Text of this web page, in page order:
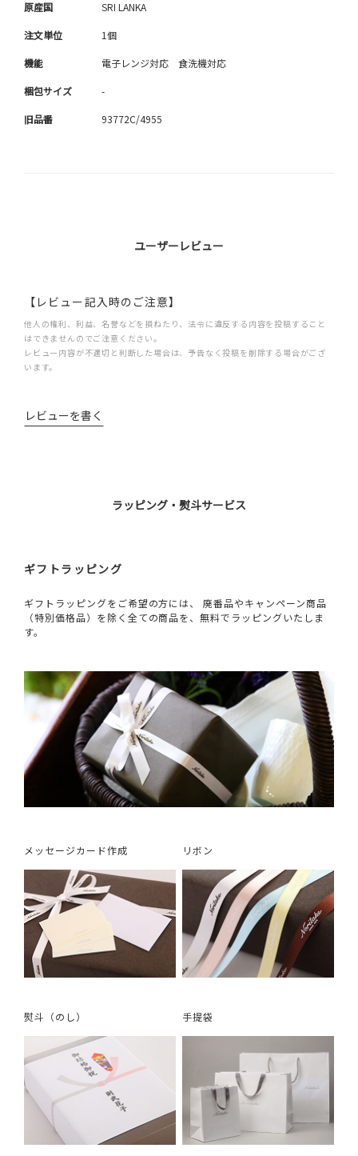
原産国 SRI LANKA
注文単位 1個
機能 電子レンジ対応 食洗機対応
梱包サイズ -
旧品番 93772C/4955
ユーザーレビュー
【レビュー記入時のご注意】
他人の権利、利益、名誉などを損ねたり、法令に違反する内容を投稿すること
はできませんのでご注意ください。
レビュー内容が不適切と判断した場合は、予告なく投稿を削除する場合がござ
います。
レビューを書く
ラッピング・熨斗サービス
ギフトラッピング
ギフトラッピングをご希望の方には、 廃番品やキャンペーン商品
（特別価格品）を除く全ての商品を、無料でラッピングいたしま
す。
メッセージカード作成 リボン
熨斗（のし） 手提袋